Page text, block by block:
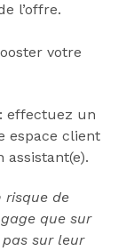
l’offre.
votre
effectuez un
espace client
risque de
que sur
sur leur